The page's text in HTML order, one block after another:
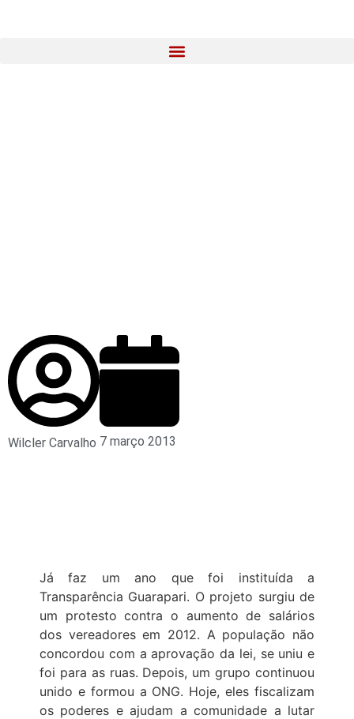
Wilcler Carvalho 7 março 2013
Já faz um ano que foi instituída a
Transparência Guarapari. O projeto surgiu de
um protesto contra o aumento de salários
dos vereadores em 2012. A população não
concordou com a aprovação da lei, se uniu e
foi para as ruas. Depois, um grupo continuou
unido e formou a ONG. Hoje, eles fiscalizam
os poderes e ajudam a comunidade a lutar